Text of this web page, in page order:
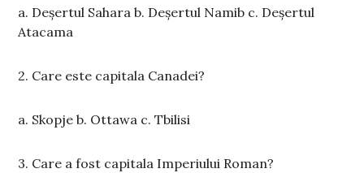
a. Deșertul Sahara b. Deșertul Namib c. Deșertul
Atacama
2. Care este capitala Canadei?
a. Skopje b. Ottawa c. Tbilisi
3. Care a fost capitala Imperiului Roman?